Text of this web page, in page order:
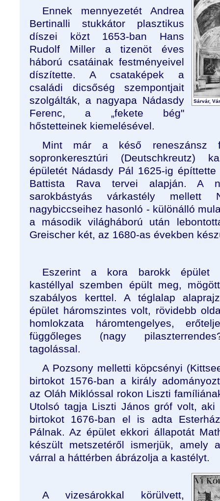
Sárvár,
Ennek mennyezetét Andrea
Bertinalli stukkátor plasztikus
díszei közt 1653-ban Hans
Rudolf Miller a tizenöt éves
háború csatáinak festményeivel
díszítette. A csataképek a
családi dicsőség szempontjait
szolgálták, a nagyapa Nádasdy
Ferenc, a „fekete bég"
hőstetteinek kiemelésével.
Mint már a késő reneszánsz
sopronkeresztúri (Deutschkreutz)
épületét Nádasdy Pál 1625-ig
Battista Rava tervei alapján. A
sarokbástyás várkastély
nagybiccseihez hasonló - különálló
a második világháború után
Greischer két, az 1680-as években
Eszerint a kora barokk épület
kastéllyal szemben épült meg,
szabályos kerttel. A téglalap
épület háromszintes volt, rövidebb
homlokzata háromtengelyes,
függőleges (nagy
tagolással.
A Pozsony melletti köpcsényi
birtokot 1576-ban a király
az Oláh Miklóssal rokon Liszti
Utolsó tagja Liszti János gróf volt, aki
birtokot 1676-ban el is adta
Pálnak. Az épület ekkori állapotát
készült metszetéről ismerjük, amely
várral a háttérben ábrázolja a kastélyt.
A vizesárokkal körülvett,